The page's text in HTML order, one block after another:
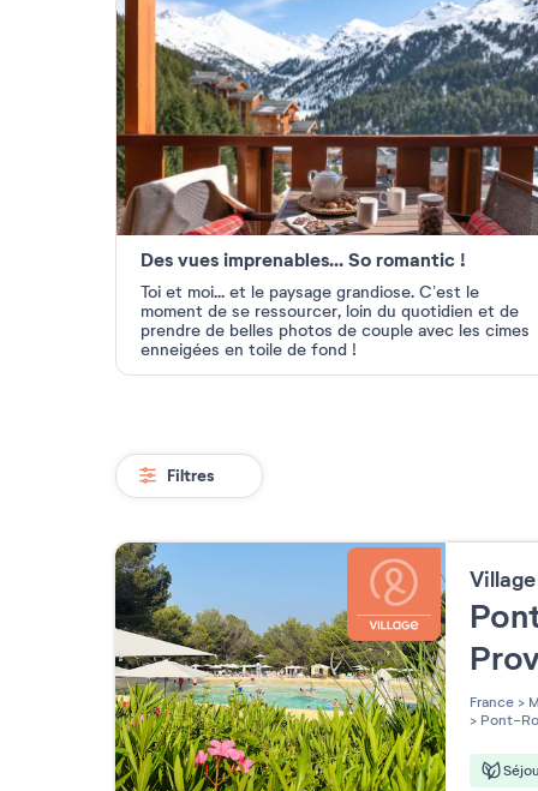
Des vues imprenables... So romantic !
Toi et moi... et le paysage grandiose. C’est le
moment de se ressourcer, loin du quotidien et de
prendre de belles photos de couple avec les cimes
enneigées en toile de fond !
Filtres
Village
France >
> Pont-